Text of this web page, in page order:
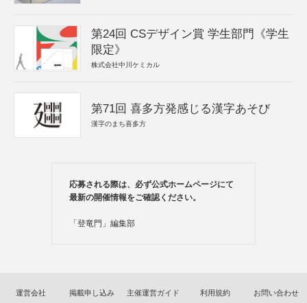
第24回 CSデザイン賞 学生部門《学生
限定》
株式会社中川ケミカル
第71回 喜多方発感じる漢字あそび
漢字のまち喜多方
応募される際は、必ず公式ホームページにて
最新の開催情報をご確認ください。
「登竜門」編集部
運営会社 掲載申し込み 主催運営ガイド 利用規約 お問い合わせ